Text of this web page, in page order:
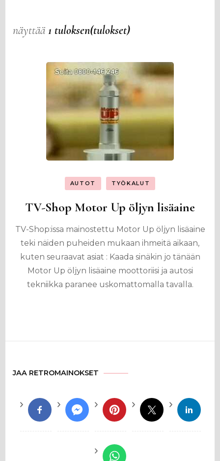
näyttää1 tuloksen(tulokset)
AUTOT TYÖKALUT
TV-Shop Motor Up öljyn lisäaine
TV-Shop:issa mainostettu Motor Up öljyn lisäaine
teki näiden puheiden mukaan ihmeitä aikaan,
kuten seuraavat asiat : Kaada sinäkin jo tänään
Motor Up öljyn lisäaine moottoriisi ja autosi
tekniikka paranee uskomattomalla tavalla.
JAA RETROMAINOKSET